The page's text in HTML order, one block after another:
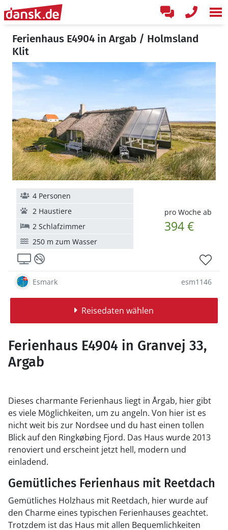
Ferienhaus E4904 in Argab / Holmsland
Klit
pro Woche ab
394 €
4 Personen
2 Haustiere
2 Schlafzimmer
250 m zum Wasser
Esmark esm1146
Reisedaten wählen
Ferienhaus E4904 in Granvej 33,
Argab
Dieses charmante Ferienhaus liegt in Årgab, hier gibt
es viele Möglichkeiten, um zu angeln. Von hier ist es
nicht weit bis zur Nordsee und du hast einen tollen
Blick auf den Ringkøbing Fjord. Das Haus wurde 2013
renoviert und erscheint jetzt hell, modern und
einladend.
Gemütliches Ferienhaus mit Reetdach
Gemütliches Holzhaus mit Reetdach, hier wurde auf
den Charme eines typischen Ferienhauses geachtet.
Trotzdem ist das Haus mit allen Bequemlichkeiten